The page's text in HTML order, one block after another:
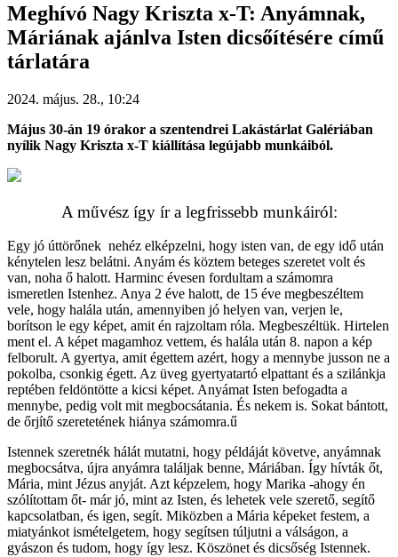
Meghívó Nagy Kriszta x-T: Anyámnak,
Máriának ajánlva Isten dicsőítésére című
tárlatára
2024. május. 28., 10:24
Május 30-án 19 órakor a szentendrei Lakástárlat Galériában
nyílik Nagy Kriszta x-T kiállítása legújabb munkáiból.
A művész így ír a legfrissebb munkáiról:
Egy jó úttörőnek nehéz elképzelni, hogy isten van, de egy idő után
kénytelen lesz belátni. Anyám és köztem beteges szeretet volt és
van, noha ő halott. Harminc évesen fordultam a számomra
ismeretlen Istenhez. Anya 2 éve halott, de 15 éve megbeszéltem
vele, hogy halála után, amennyiben jó helyen van, verjen le,
borítson le egy képet, amit én rajzoltam róla. Megbeszéltük. Hirtelen
ment el. A képet magamhoz vettem, és halála után 8. napon a kép
felborult. A gyertya, amit égettem azért, hogy a mennybe jusson ne a
pokolba, csonkig égett. Az üveg gyertyatartó elpattant és a szilánkja
reptében feldöntötte a kicsi képet. Anyámat Isten befogadta a
mennybe, pedig volt mit megbocsátania. És nekem is. Sokat bántott,
de őrjítő szeretetének hiánya számomra.ű
Istennek szeretnék hálát mutatni, hogy példáját követve, anyámnak
megbocsátva, újra anyámra találjak benne, Máriában. Így hívták őt,
Mária, mint Jézus anyját. Azt képzelem, hogy Marika -ahogy én
szólítottam őt- már jó, mint az Isten, és lehetek vele szerető, segítő
kapcsolatban, és igen, segít. Miközben a Mária képeket festem, a
miatyánkot ismételgetem, hogy segítsen túljutni a válságon, a
gyászon és tudom, hogy így lesz. Köszönet és dicsőség Istennek.